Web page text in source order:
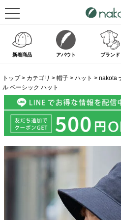
新着商品 アバウト ブランド
トップ カテゴリ 帽子 ハット
nakota
ル ベーシック ハット